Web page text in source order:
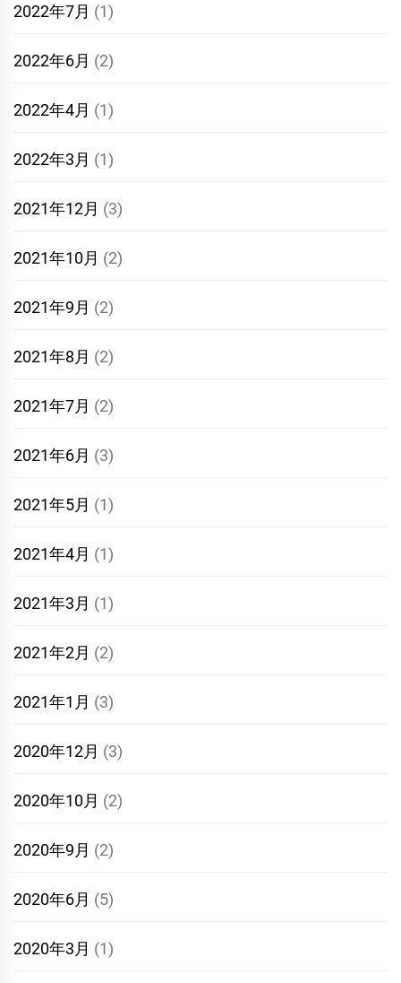
2022年7月 (1)
2022年6月 (2)
2022年4月 (1)
2022年3月 (1)
2021年12月 (3)
2021年10月 (2)
2021年9月 (2)
2021年8月 (2)
2021年7月 (2)
2021年6月 (3)
2021年5月 (1)
2021年4月 (1)
2021年3月 (1)
2021年2月 (2)
2021年1月 (3)
2020年12月 (3)
2020年10月 (2)
2020年9月 (2)
2020年6月 (5)
2020年3月 (1)